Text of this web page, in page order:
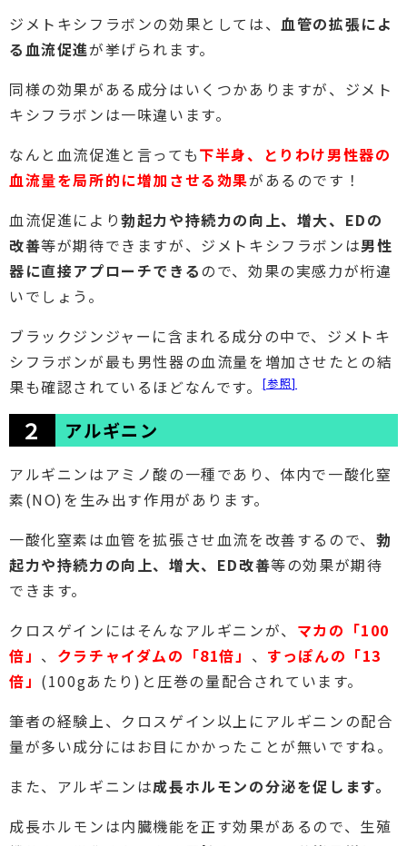
ジメトキシフラボンの効果としては、血管の拡張によ
る血流促進が挙げられます。
同様の効果がある成分はいくつかありますが、ジメト
キシフラボンは一味違います。
なんと血流促進と言っても下半身、とりわけ男性器の
血流量を局所的に増加させる効果があるのです！
血流促進により勃起力や持続力の向上、増大、EDの
改善等が期待できますが、ジメトキシフラボンは男性
器に直接アプローチできるので、効果の実感力が桁違
いでしょう。
ブラックジンジャーに含まれる成分の中で、ジメトキ
シフラボンが最も男性器の血流量を増加させたとの結
果も確認されているほどなんです。[参照]
２ アルギニン
アルギニンはアミノ酸の一種であり、体内で一酸化窒
素(NO)を生み出す作用があります。
一酸化窒素は血管を拡張させ血流を改善するので、 勃
起力や持続力の向上、増大、ED改善等の効果が期待
できます。
クロスゲインにはそんなアルギニンが、 マカの「100
倍」 、 クラチャイダムの「81倍」 、 すっぽんの「13
倍」 (100gあたり)と圧巻の量配合されています。
筆者の経験上、クロスゲイン以上にアルギニンの配合
量が多い成分にはお目にかかったことが無いですね。
また、アルギニンは成長ホルモンの分泌を促します。
成長ホルモンは内臓機能を正す効果があるので、生殖